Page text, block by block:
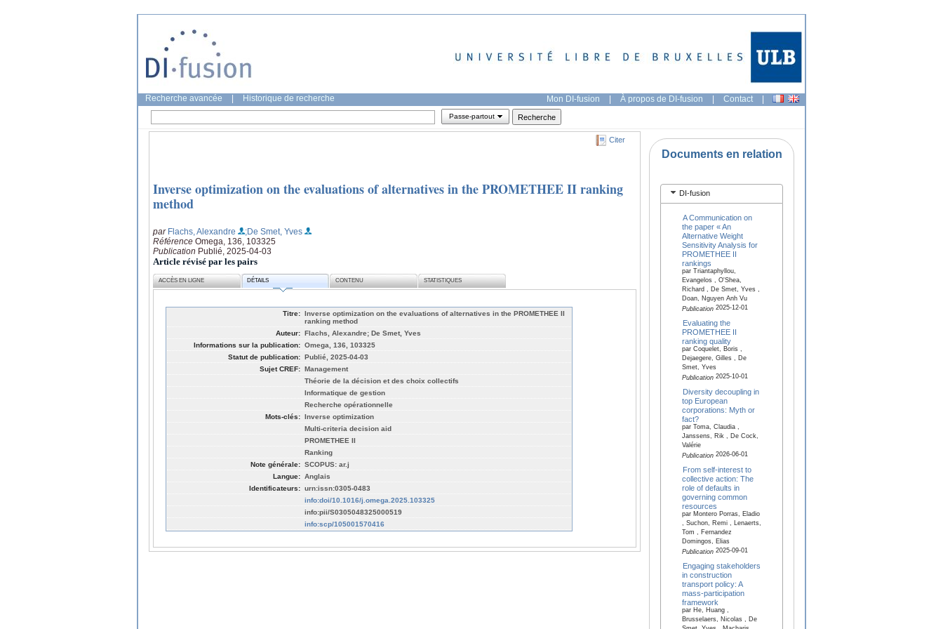
Recherche avancée Historique de recherche Mon DI-fusion | À propos de DI-fusion | Contact |
Passe-partout
Citer
Inverse optimization on the evaluations of alternatives in the PROMETHEE II ranking
method
par Flachs, Alexandre
;De Smet, Yves
Référence Omega, 136, 103325
Publication Publié, 2025-04-03
Article révisé par les pairs
ACCÈS EN LIGNE DÉTAILS CONTENU STATISTIQUES
Titre: Inverse optimization on the evaluations of alternatives in the PROMETHEE II
ranking method
Auteur: Flachs, Alexandre; De Smet, Yves
Informations sur la publication: Omega, 136, 103325
Statut de publication: Publié, 2025-04-03
Sujet CREF: Management
Théorie de la décision et des choix collectifs
Informatique de gestion
Recherche opérationnelle
Mots-clés: Inverse optimization
Multi-criteria decision aid
PROMETHEE II
Ranking
Note générale: SCOPUS: ar.j
Langue: Anglais
Identificateurs: urn:issn:0305-0483
info:doi/10.1016/j.omega.2025.103325
info:pii/S0305048325000519
info:scp/105001570416
Documents en relation
DI-fusion
A Communication on
the paper « An
Alternative Weight
Sensitivity Analysis for
PROMETHEE II
rankings
par Triantaphyllou,
Evangelos , O'Shea,
Richard , De Smet, Yves ,
Doan, Nguyen Anh Vu
Publication2025-12-01
Evaluating the
PROMETHEE II
ranking quality
par Coquelet, Boris ,
Dejaegere, Gilles , De
Smet, Yves
Publication2025-10-01
Diversity decoupling in
top European
corporations: Myth or
fact?
par Toma, Claudia ,
Janssens, Rik , De Cock,
Valérie
Publication2026-06-01
From self-interest to
collective action: The
role of defaults in
governing common
resources
par Montero Porras, Eladio
, Suchon, Remi , Lenaerts,
Tom , Fernandez
Domingos, Elias
Publication2025-09-01
Engaging stakeholders
in construction
transport policy: A
mass-participation
framework
par He, Huang ,
Brusselaers, Nicolas , De